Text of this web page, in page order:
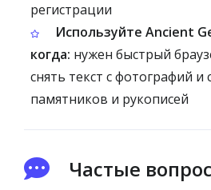
регистрации
Используйте Ancient
когда: нужен быстрый
снять текст с фотографий и
памятников и рукописей
Частые